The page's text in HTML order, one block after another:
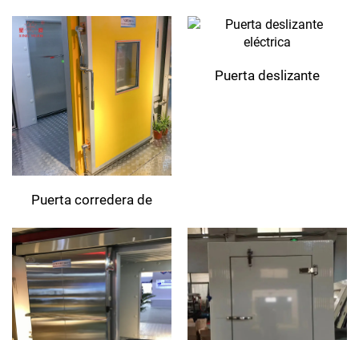
Puerta corredera de
atmósfera controlada
Puerta deslizante